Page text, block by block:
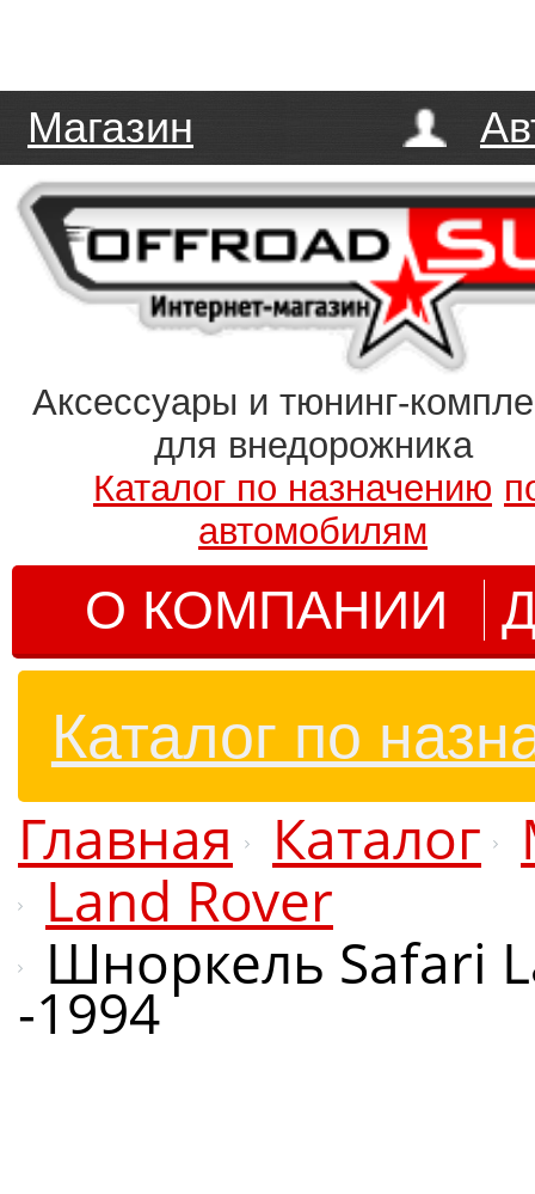
Магазин
Аксессуары и тюнинг-
для внедорожника
Каталог по назначению
автомобилям
О КОМПАНИИ
Каталог по
Главная Каталог
Land Rover
Шноркель Safari
-1994